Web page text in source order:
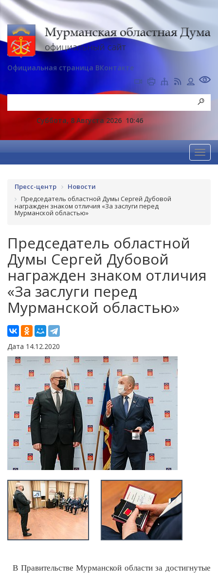
Официальная страница ВКонтакте
Суббота, 8 Августа 2026 10:46
Пресс-центр
Новости
Председатель областной Думы Сергей Дубовой
награжден знаком отличия «За заслуги перед
Мурманской областью»
Председатель областной
Думы Сергей Дубовой
награжден знаком отличия
«За заслуги перед
Мурманской областью»
Дата 14.12.2020
В Правительстве Мурманской области за достигнутые